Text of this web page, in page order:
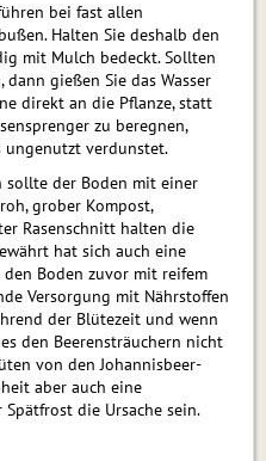
bei fast allen
Halten Sie deshalb den
mit Mulch bedeckt. Sollten
gießen Sie das Wasser
direkt an die Pflanze, statt
zu beregnen,
ungenutzt verdunstet.
sollte der Boden mit einer
grober Kompost,
Rasenschnitt halten die
hat sich auch eine
den Boden zuvor mit reifem
Versorgung mit Nähr­stoffen
der Blütezeit und wenn
den Beerensträuchern nicht
von den Johannisbeer­
aber auch eine
die Ursache sein.